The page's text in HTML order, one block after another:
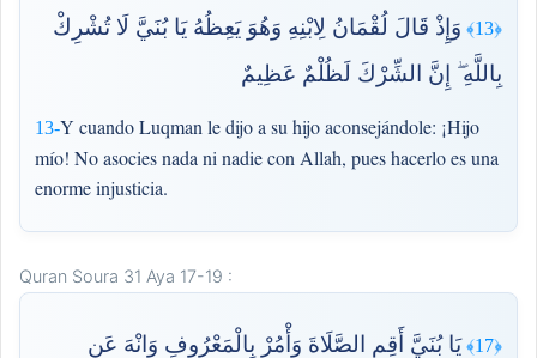
﴿13﴾
وَإِذْ قَالَ لُقْمَانُ لِابْنِهِ وَهُوَ يَعِظُهُ يَا بُنَيَّ لَا تُشْرِكْ
بِاللَّهِ ۖ إِنَّ الشِّرْكَ لَظُلْمٌ عَظِيمٌ
13-Y cuando Luqman le dijo a su hijo aconsejándole: ¡Hijo
mío! No asocies nada ni nadie con Allah, pues hacerlo es una
enorme injusticia.
Quran Soura 31 Aya 17-19 :
﴿17﴾
يَا بُنَيَّ أَقِمِ الصَّلَاةَ وَأْمُرْ بِالْمَعْرُوفِ وَانْهَ عَنِ